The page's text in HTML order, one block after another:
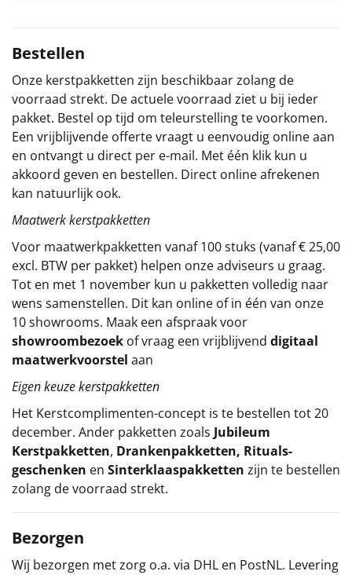
Cadeaubon
Per stuk
Alle overige
Bestellen
Onze kerstpakketten zijn beschikbaar zolang de
voorraad strekt. De actuele voorraad ziet u bij ieder
pakket. Bestel op tijd om teleurstelling te voorkomen.
Een vrijblijvende offerte vraagt u eenvoudig online aan
en ontvangt u direct per e-mail. Met één klik kun u
akkoord geven en bestellen. Direct online afrekenen
kan natuurlijk ook.
Maatwerk kerstpakketten
Voor maatwerkpakketten vanaf 100 stuks (vanaf € 25,00
excl. BTW per pakket) helpen onze adviseurs u graag.
Tot en met 1 november kun u pakketten volledig naar
wens samenstellen. Dit kan online of in één van onze
10 showrooms. Maak een afspraak voor
showroombezoek of vraag een vrijblijvend digitaal
maatwerkvoorstel aan
Eigen keuze kerstpakketten
Het Kerstcomplimenten-concept is te bestellen tot 20
december. Ander pakketten zoals Jubileum
Kerstpakketten, Drankenpakketten, Rituals-
geschenken en Sinterklaaspakketten zijn te bestellen
zolang de voorraad strekt.
Bezorgen
Wij bezorgen met zorg o.a. via DHL en PostNL. Levering